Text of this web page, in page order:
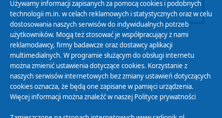
Polityka Prywatności
Zasady korzystania z Serwisu
Organizacje Pożytku Publicznego
Cyfryzacja DAB+
Używamy informacji zapisanych za pomocą cookies i podobnych
technologii m.in. w celach reklamowych i statystycznych oraz w celu
dostosowania naszych serwisów do indywidualnych potrzeb
użytkowników. Mogą też stosować je współpracujący z nami
reklamodawcy, firmy badawcze oraz dostawcy aplikacji
multimedialnych. W programie służącym do obsługi internetu
można zmienić ustawienia dotyczące cookies. Korzystanie z
naszych serwisów internetowych bez zmiany ustawień dotyczących
cookies oznacza, że będą one zapisane w pamięci urządzenia.
Więcej informacji można znaleźć w naszej Polityce prywatności